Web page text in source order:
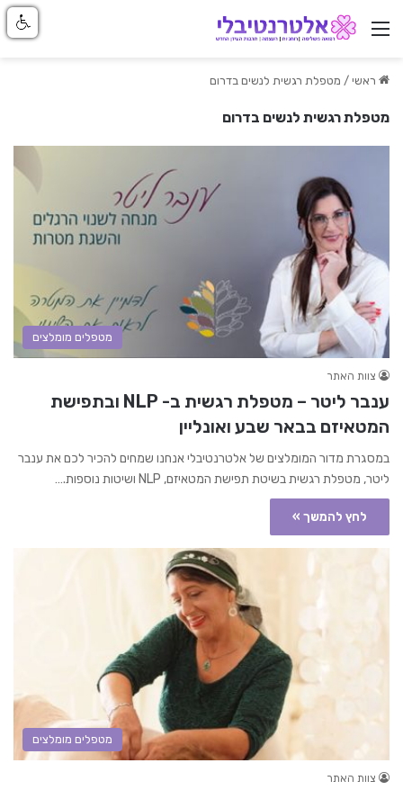
ניווט באתר
ראשי / מטפלת רגשית לנשים בדרום
מטפלת רגשית לנשים בדרום
מטפלים מומלצים
צוות האתר
ענבר ליטר – מטפלת רגשית ב- NLP ובתפישת
המטאיזם בבאר שבע ואונליין
במסגרת מדור המומלצים של אלטרנטיבלי אנחנו שמחים להכיר לכם את ענבר
ליטר, מטפלת רגשית בשיטת תפישת המטאיזם, NLP ושיטות נוספות.…
לחץ להמשך »
מטפלים מומלצים
צוות האתר